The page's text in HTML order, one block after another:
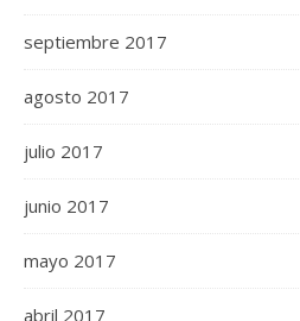
septiembre 2017
agosto 2017
julio 2017
junio 2017
mayo 2017
abril 2017